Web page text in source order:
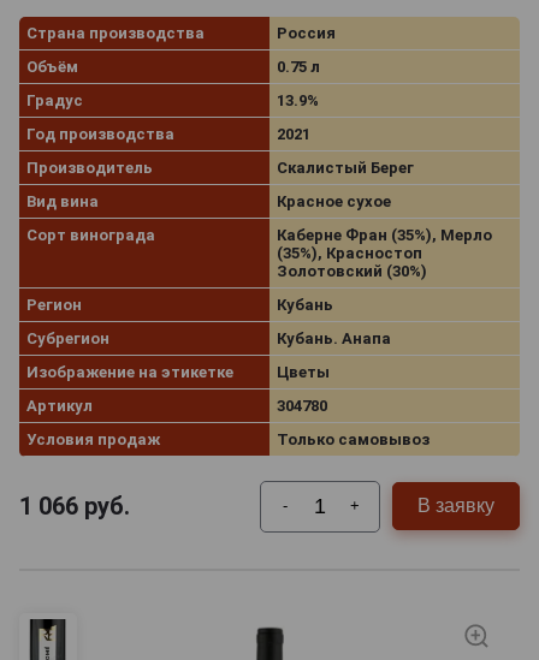
Страна производства
Россия
Объём
0.75 л
Градус
13.9%
Год производства
2021
Производитель
Скалистый Берег
Вид вина
Красное сухое
Сорт винограда
Каберне Фран (35%), Мерло
(35%), Красностоп
Золотовский (30%)
Регион
Кубань
Субрегион
Кубань. Анапа
Изображение на этикетке
Цветы
Артикул
304780
Условия продаж
Только самовывоз
1 066 руб. - + В заявку